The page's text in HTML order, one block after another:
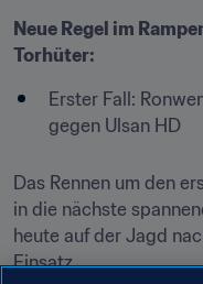
Neue Regel im
Torhüter:
Erster Fall:
gegen Ulsan HD
Das Rennen um den
in die nächste
heute auf der Jagd
Einsatz.